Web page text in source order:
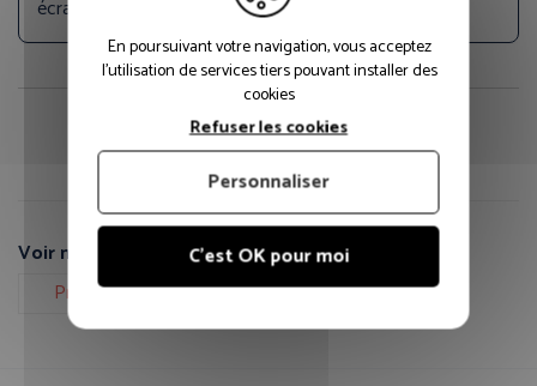
écran
Fiche technique PDF Guide des tailles
Voir nos autres pages :
Protection de la tête
En poursuivant votre navigation, vous acceptez
l'utilisation de services tiers pouvant installer des
cookies
C'est OK pour moi
Refuser les cookies
Personnaliser